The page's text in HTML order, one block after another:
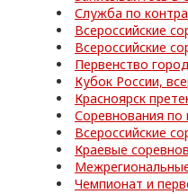
Служба по
Всероссийские
Всероссийские
Первенство
Кубок России,
Красноярск
Соревнования
Всероссийские
Краевые
Чемпионат и